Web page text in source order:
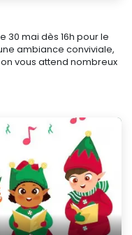
30 mai dès 16h pour le
ambiance conviviale,
vous attend nombreux